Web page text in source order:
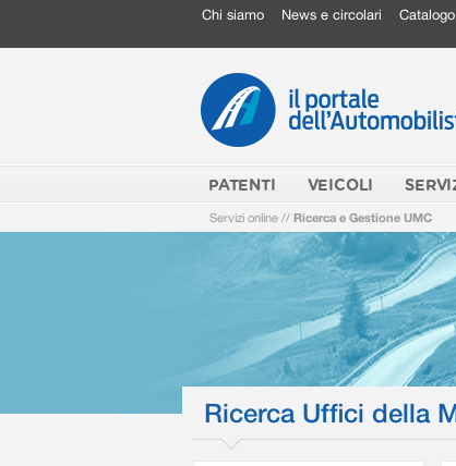
Chi siamo News e circolari
PATENTI VEICOLI
Servizi online // Ricerca e Gestione UMC
Ricerca Uffici della